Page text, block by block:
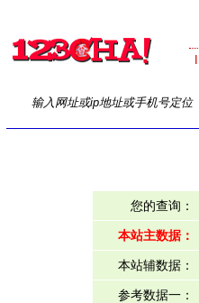
输入网址或ip地址或手机号定位
您的查询：
本站主数据：
本站辅数据：
参考数据一：